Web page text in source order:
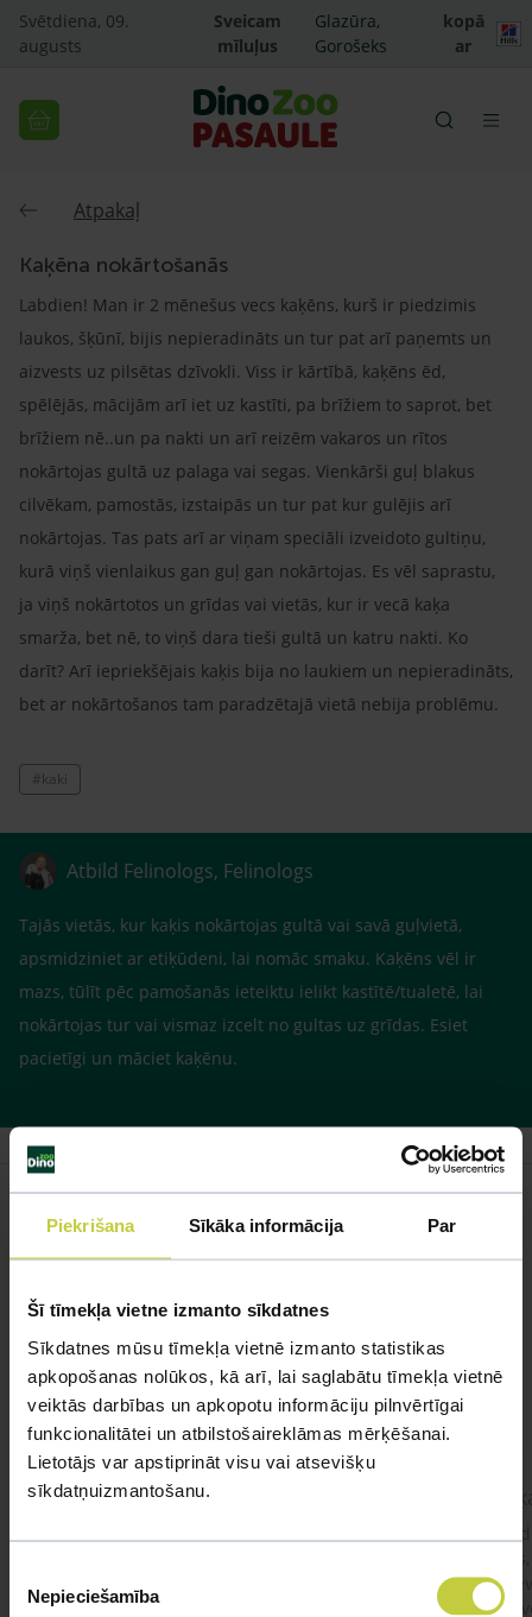
Piekrišana Sīkāka informācija Par
Šī tīmekļa vietne izmanto sīkdatnes
Sīkdatnes mūsu tīmekļa vietnē izmanto statistikas
apkopošanas nolūkos, kā arī, lai saglabātu tīmekļa vietnē
veiktās darbības un apkopotu informāciju pilnvērtīgai
funkcionalitātei un atbilstošaireklāmas mērķēšanai.
Lietotājs var apstiprināt visu vai atsevišķu
sīkdatņuizmantošanu.
izvēle
Nepieciešamība
Svētdiena, 09.
augusts
Sveicam
mīluļus
Glazūra,
Gorošeks
kopā
ar
Atpakaļ
Kaķēna nokārtošanās
Labdien! Man ir 2 mēnešus vecs kaķēns, kurš ir piedzimis
laukos, šķūnī, bijis nepieradināts un tur pat arī paņemts un
aizvests uz pilsētas dzīvokli. Viss ir kārtībā, kaķēns ēd,
spēlējās, mācijām arī iet uz kastīti, pa brīžiem to saprot, bet
brīžiem nē..un pa nakti un arī reizēm vakaros un rītos
nokārtojas gultā uz palaga vai segas. Vienkārši guļ blakus
cilvēkam, pamostās, izstaipās un tur pat kur gulējis arī
nokārtojas. Tas pats arī ar viņam speciāli izveidoto gultiņu,
kurā viņš vienlaikus gan guļ gan nokārtojas. Es vēl saprastu,
ja viņš nokārtotos un grīdas vai vietās, kur ir vecā kaķa
smarža, bet nē, to viņš dara tieši gultā un katru nakti. Ko
darīt? Arī iepriekšējais kaķis bija no laukiem un nepieradināts,
bet ar nokārtošanos tam paradzētajā vietā nebija problēmu.
#kaki
Atbild Felinologs, Felinologs
Tajās vietās, kur kaķis nokārtojas gultā vai savā guļvietā,
apsmidziniet ar etiķūdeni, lai nomāc smaku. Kaķēns vēl ir
mazs, tūlīt pēc pamošanās ieteiktu ielikt kastītē/tualetē, lai
nokārtojas tur vai vismaz izcelt no gultas uz grīdas. Esiet
pacietīgi un māciet kaķēnu.
Mūsu eksperti spēs atbildēt uz jebkuru Jūsu jautājumu
UZDOT JAUTĀJUMU
kaķis apēdis plēvi
būt?Kā kaķis varētu reağēt...Ko darīt?